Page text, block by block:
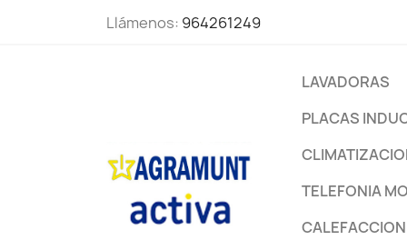
Llámenos: 964261249
LAVADORAS
PLACAS
TELEFONIA
CALEFACCION